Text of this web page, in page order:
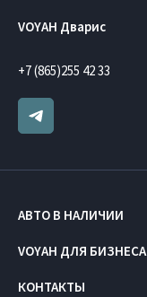
VOYAH Дварис
+7 (865)255 42 33
АВТО В НАЛИЧИИ
VOYAH ДЛЯ БИЗНЕСА
КОНТАКТЫ